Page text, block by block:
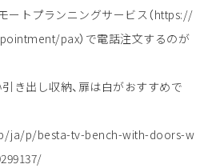
ートプランニングサービス（https://
pax）で電話注文するのが
き出し収納、扉は白がおすすめで
ja/p/besta-tv-bench-with-doors-w